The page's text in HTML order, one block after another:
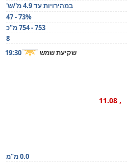
במהירויות עד 4.9 מ'/ש'
47 - 73%
753 - 754 מ"כ
8
שקיעת שמש 19:30
, 11.08
0.0 מ"מ